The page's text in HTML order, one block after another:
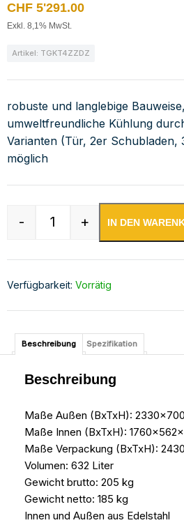
CHF 5'291.00
Exkl. 8,1% MwSt.
Artikel: TGKT4ZZDZ
robuste und langlebige
umweltfreundliche Kühlung
Varianten (Tür, 2er Schubladen,
möglich
Kühltisch -2 bis +8°C
- + IN DEN
Verfügbarkeit: Vorrätig
Beschreibung Spezifikation
Beschreibung
Maße Außen (BxTxH):
Maße Innen (BxTxH):
Maße Verpackung (BxTxH):
Volumen: 632 Liter
Gewicht brutto: 205 kg
Gewicht netto: 185 kg
Innen und Außen aus Edelstahl